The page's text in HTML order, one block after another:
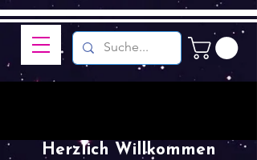
Herzlich Willkommen